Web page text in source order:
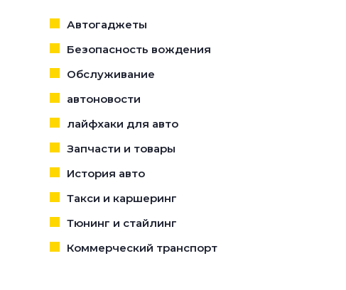
Автогаджеты
Безопасность вождения
Обслуживание
автоновости
лайфхаки для авто
Запчасти и товары
История авто
Такси и каршеринг
Тюнинг и стайлинг
Коммерческий транспорт